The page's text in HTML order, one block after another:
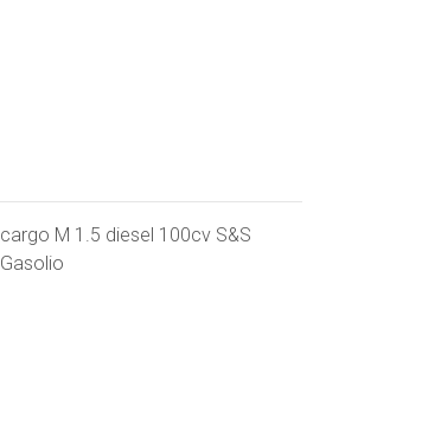
cargo M 1.5 diesel 100cv S&S
Gasolio